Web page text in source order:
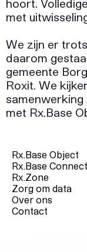
hoort.
met
We zijn er
daarom
gemeente
Roxit. We
met Rx.Base
Rx.Base Object
Rx.Base Connect
Rx.Zone
Zorg om data
Over ons
Contact